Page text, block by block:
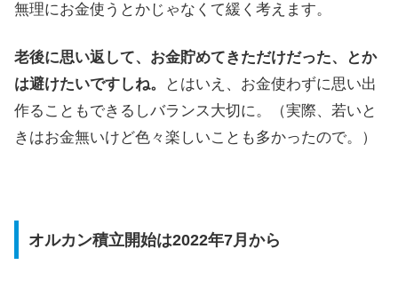
無理にお金使うとかじゃなくて緩く考えます。
老後に思い返して、お金貯めてきただけだった、とか
は避けたいですしね。
とはいえ、お金使わずに思い出
作ることもできるしバランス大切に。（実際、若いと
きはお金無いけど色々楽しいことも多かったので。）
オルカン積立開始は2022年7月から